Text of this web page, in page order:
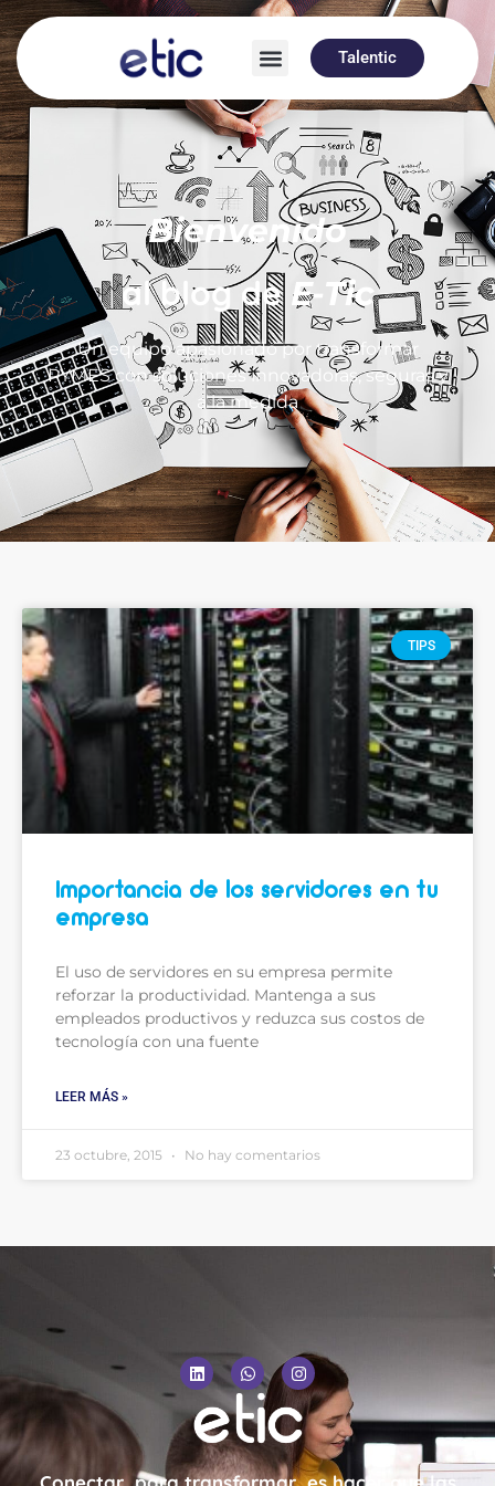
Talentic
Bienvenido
al blog deE-Tic
Un equipo apasionado por transformar
PYMES con soluciones innovadoras, seguras y
a la medida
TIPS
Importancia de los servidores en tu
empresa
El uso de servidores en su empresa permite
reforzar la productividad. Mantenga a sus
empleados productivos y reduzca sus costos de
tecnología con una fuente
LEER MÁS »
23 octubre, 2015 No hay comentarios